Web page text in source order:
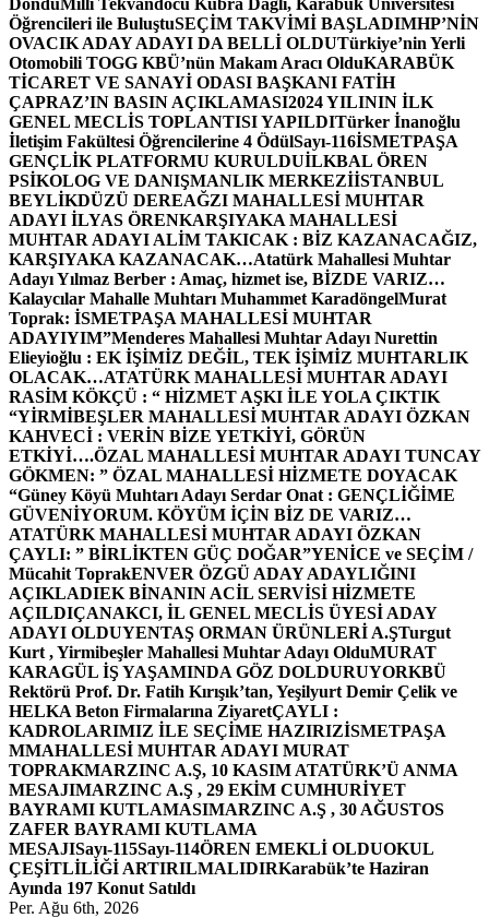
Öğrencileri ile BuluştuSEÇİM TAKVİMİ BAŞLADIMHP’NİN
OVACIK ADAY ADAYI DA BELLİ OLDUTürkiye’nin Yerli
Otomobili TOGG KBÜ’nün Makam Aracı OlduKARABÜK
TİCARET VE SANAYİ ODASI BAŞKANI FATİH
ÇAPRAZ’IN BASIN AÇIKLAMASI2024 YILININ İLK
GENEL MECLİS TOPLANTISI YAPILDITürker İnanoğlu
İletişim Fakültesi Öğrencilerine 4 ÖdülSayı-116İSMETPAŞA
GENÇLİK PLATFORMU KURULDUİLKBAL ÖREN
PSİKOLOG VE DANIŞMANLIK MERKEZİİSTANBUL
BEYLİKDÜZÜ DEREAĞZI MAHALLESİ MUHTAR
ADAYI İLYAS ÖRENKARŞIYAKA MAHALLESİ
MUHTAR ADAYI ALİM TAKICAK : BİZ KAZANACAĞIZ,
KARŞIYAKA KAZANACAK…Atatürk Mahallesi Muhtar
Adayı Yılmaz Berber : Amaç, hizmet ise, BİZDE VARIZ…
Kalaycılar Mahalle Muhtarı Muhammet KaradöngelMurat
Toprak: İSMETPAŞA MAHALLESİ MUHTAR
ADAYIYIM”Menderes Mahallesi Muhtar Adayı Nurettin
Elieyioğlu : EK İŞİMİZ DEĞİL, TEK İŞİMİZ MUHTARLIK
OLACAK…ATATÜRK MAHALLESİ MUHTAR ADAYI
RASİM KÖKÇÜ : “ HİZMET AŞKI İLE YOLA ÇIKTIK
“YİRMİBEŞLER MAHALLESİ MUHTAR ADAYI ÖZKAN
KAHVECİ : VERİN BİZE YETKİYİ, GÖRÜN
ETKİYİ….ÖZAL MAHALLESİ MUHTAR ADAYI TUNCAY
GÖKMEN: ” ÖZAL MAHALLESİ HİZMETE DOYACAK
“Güney Köyü Muhtarı Adayı Serdar Onat : GENÇLİĞİME
GÜVENİYORUM. KÖYÜM İÇİN BİZ DE VARIZ…
ATATÜRK MAHALLESİ MUHTAR ADAYI ÖZKAN
ÇAYLI: ” BİRLİKTEN GÜÇ DOĞAR”YENİCE ve SEÇİM /
Mücahit ToprakENVER ÖZGÜ ADAY ADAYLIĞINI
AÇIKLADIEK BİNANIN ACİL SERVİSİ HİZMETE
AÇILDIÇANAKCI, İL GENEL MECLİS ÜYESİ ADAY
ADAYI OLDUYENTAŞ ORMAN ÜRÜNLERİ A.ŞTurgut
Kurt , Yirmibeşler Mahallesi Muhtar Adayı OlduMURAT
KARAGÜL İŞ YAŞAMINDA GÖZ DOLDURUYORKBÜ
Rektörü Prof. Dr. Fatih Kırışık’tan, Yeşilyurt Demir Çelik ve
HELKA Beton Firmalarına ZiyaretÇAYLI :
KADROLARIMIZ İLE SEÇİME HAZIRIZİSMETPAŞA
MMAHALLESİ MUHTAR ADAYI MURAT
TOPRAKMARZINC A.Ş, 10 KASIM ATATÜRK’Ü ANMA
MESAJIMARZINC A.Ş , 29 EKİM CUMHURİYET
BAYRAMI KUTLAMASIMARZINC A.Ş , 30 AĞUSTOS
ZAFER BAYRAMI KUTLAMA
MESAJISayı-115Sayı-114ÖREN EMEKLİ OLDUOKUL
ÇEŞİTLİLİĞİ ARTIRILMALIDIRKarabük’te Haziran
Ayında 197 Konut Satıldı
Per. Ağu 6th, 2026